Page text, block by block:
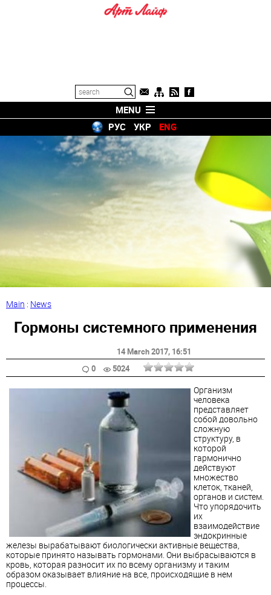
MENU
РУС
УКР ENG
Main : News
Гормоны системного применения
14 March 2017, 16:51
0
5024
Организм
человека
представляет
собой довольно
сложную
структуру, в
которой
гармонично
действуют
множество
клеток, тканей,
органов и систем.
Что упорядочить
их
взаимодействие
эндокринные
железы вырабатывают биологически активные вещества,
которые принято называть гормонами. Они выбрасываются в
кровь, которая разносит их по всему организму и таким
образом оказывает влияние на все, происходящие в нем
процессы.